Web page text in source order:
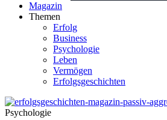
Magazin
Themen
Erfolg
Business
Psychologie
Leben
Vermögen
Erfolgsgeschichten
Psychologie